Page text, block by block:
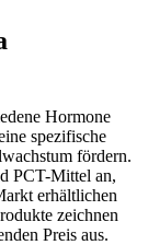
Hormone
spezifische
fördern.
PCT-Mittel an,
erhältlichen
zeichnen
Preis aus.